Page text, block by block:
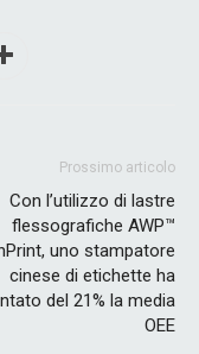
Prossimo articolo
Con l’utilizzo di lastre
flessografiche AWP™
uno stampatore
cinese di etichette ha
del 21% la media
OEE